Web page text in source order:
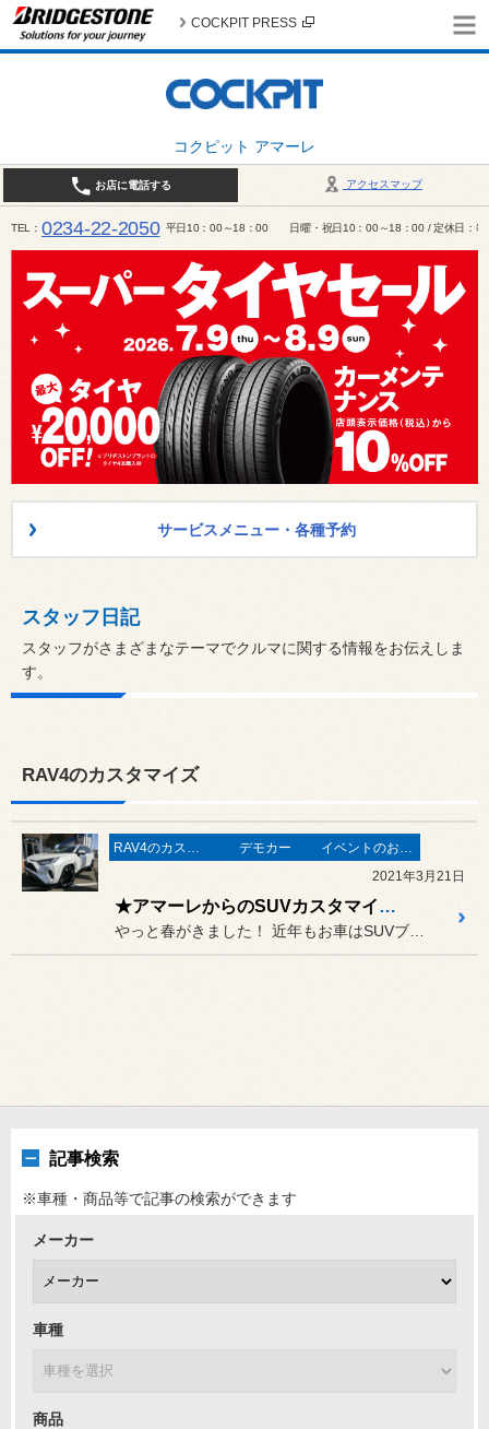
コクピット アマーレ
COCKPIT PRESS
アクセスマップ
お店に電話する
TEL 0234-22-2050 平日10：00～18：00 日曜・祝日10：00～18：00 / 定休日：毎
サービスメニュー・各種予約
スタッフ日記
スタッフがさまざまなテーマでクルマに関する情報をお伝えしま
す。
RAV4のカスタマイズ
RAV4のカスタマイズ デモカー
イベントのお知らせ
2021年3月21日
★アマーレからのSUVカスタマイズの提案ですよ！★
記事検索
※車種・商品等で記事の検索ができます
メーカー
車種
商品